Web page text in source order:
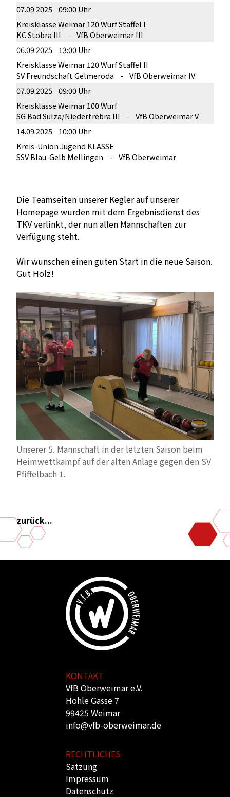
07.09.2025 09:00 Uhr
Kreisklasse Weimar 120 Wurf Staffel I
KC Stobra III - VfB Oberweimar III
06.09.2025 13:00 Uhr
Kreisklasse Weimar 120 Wurf Staffel II
SV Freundschaft Gelmeroda - VfB Oberweimar IV
07.09.2025 09:00 Uhr
Kreisklasse Weimar 100 Wurf
SG Bad Sulza/Niedertrebra III - VfB Oberweimar V
14.09.2025 10:00 Uhr
Kreis-Union Jugend KLASSE
SSV Blau-Gelb Mellingen - VfB Oberweimar
Die Teamseiten unserer Kegler auf unserer
Homepage wurden mit dem Ergebnisdienst des
TKV verlinkt, der nun allen Mannschaften zur
Verfügung steht.
Wir wünschen einen guten Start in die neue Saison.
Gut Holz!
Unserer 5. Mannschaft in der letzten Saison beim
Heimwettkampf auf der alten Anlage gegen den SV
Pfiffelbach 1.
zurück...
KONTAKT
VfB Oberweimar e.V.
Hohle Gasse 7
99425 Weimar
info@vfb-oberweimar.de
RECHTLICHES
Satzung
Impressum
Datenschutz